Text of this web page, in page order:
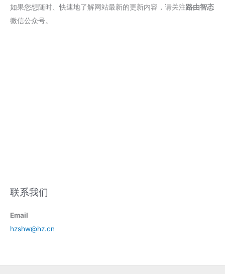
如果您想随时、快速地了解网站最新的更新内容，请关注路由智态
微信公众号。
联系我们
Email
hzshw@hz.cn